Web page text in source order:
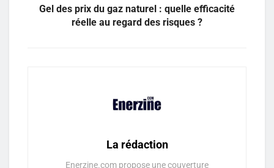
Gel des prix du gaz naturel : quelle efficacité
réelle au regard des risques ?
La rédaction
Enerzine.com propose une couverture